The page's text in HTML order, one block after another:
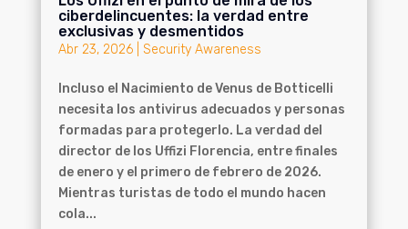
ciberdelincuentes: la verdad entre
exclusivas y desmentidos
Abr 23, 2026| Security Awareness
Incluso el Nacimiento de Venus de Botticelli
necesita los antivirus adecuados y personas
formadas para protegerlo. La verdad del
director de los Uffizi Florencia, entre finales
de enero y el primero de febrero de 2026.
Mientras turistas de todo el mundo hacen
cola...